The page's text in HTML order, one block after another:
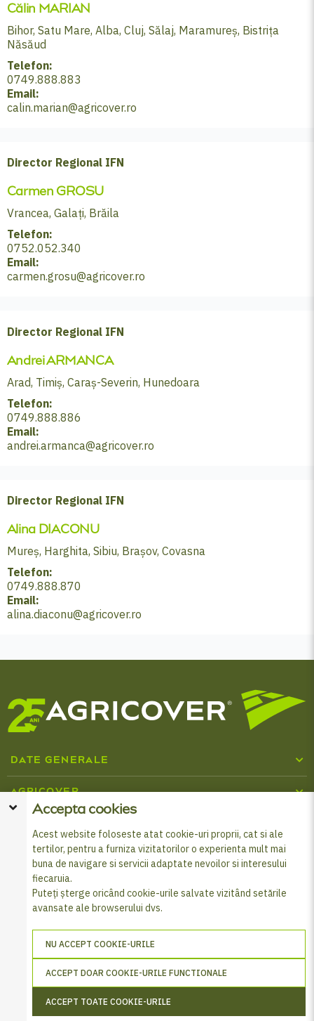
Călin MARIAN
Bihor, Satu Mare, Alba, Cluj, Sălaj, Maramureș, Bistrița
Năsăud
Telefon:
0749.888.883
Email:
calin.marian@agricover.ro
Director Regional IFN
Carmen GROSU
Vrancea, Galați, Brăila
Telefon:
0752.052.340
Email:
carmen.grosu@agricover.ro
Director Regional IFN
Andrei ARMANCA
Arad, Timiș, Caraș-Severin, Hunedoara
Telefon:
0749.888.886
Email:
andrei.armanca@agricover.ro
Director Regional IFN
Alina DIACONU
Mureș, Harghita, Sibiu, Brașov, Covasna
Telefon:
0749.888.870
Email:
alina.diaconu@agricover.ro
DATE GENERALE
Cine suntem
Combaterea fraudei și corupției
Politica de cookies
Termeni și Condiții
AGRICOVER
Cataloage Agricover
Programul Agricover Premium
Altele
Despre programul Tineri Lideri
Formular înscriere Burse
SOCIAL MEDIA
© 2026 Agricover Distribution S.A. - Toate drepturile
Accepta cookies
Acest website foloseste atat cookie-uri proprii, cat si ale
tertilor, pentru a furniza vizitatorilor o experienta mult mai
buna de navigare si servicii adaptate nevoilor si interesului
fiecaruia.
Puteți șterge oricând cookie-urile salvate vizitând setările
avansate ale browserului dvs.
NU ACCEPT COOKIE-URILE
ACCEPT DOAR COOKIE-URILE FUNCTIONALE
ACCEPT TOATE COOKIE-URILE